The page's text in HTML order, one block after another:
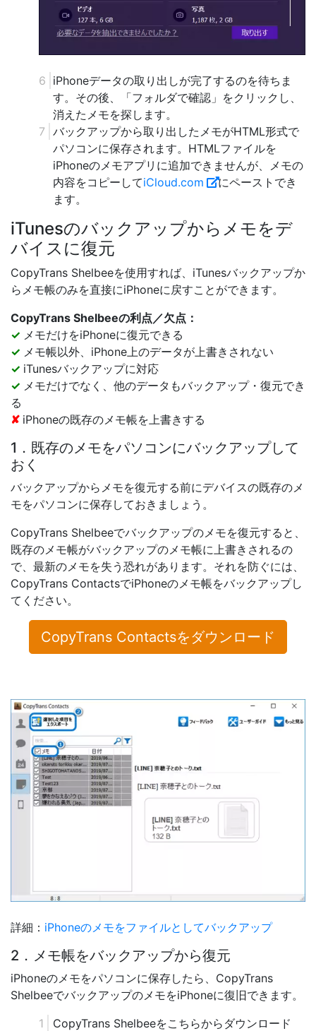
iPhoneデータの取り出しが完了するのを待ちま
す。その後、「フォルダで確認」をクリックし、
消えたメモを探します。
バックアップから取り出したメモがHTML形式で
パソコンに保存されます。HTMLファイルを
iPhoneのメモアプリに追加できませんが、メモの
内容をコピーしてiCloud.com
にペーストでき
ます。
iTunesのバックアップからメモをデ
バイスに復元
CopyTrans Shelbeeを使用すれば、iTunesバックアップか
らメモ帳のみを直接にiPhoneに戻すことができます。
CopyTrans Shelbeeの利点／欠点：
✓ メモだけをiPhoneに復元できる
✓ メモ帳以外、iPhone上のデータが上書きされない
✓ iTunesバックアップに対応
✓ メモだけでなく、他のデータもバックアップ・復元でき
る
✘ iPhoneの既存のメモ帳を上書きする
1．既存のメモをパソコンにバックアップして
おく
バックアップからメモを復元する前にデバイスの既存のメ
モをパソコンに保存しておきましょう。
CopyTrans Shelbeeでバックアップのメモを復元すると、
既存のメモ帳がバックアップのメモ帳に上書きされるの
で、最新のメモを失う恐れがあります。それを防ぐには、
CopyTrans ContactsでiPhoneのメモ帳をバックアップし
てください。
CopyTrans Contactsをダウンロード
詳細： iPhoneのメモをファイルとしてバックアップ
2．メモ帳をバックアップから復元
iPhoneのメモをパソコンに保存したら、CopyTrans
ShelbeeでバックアップのメモをiPhoneに復旧できます。
CopyTrans Shelbeeをこちらからダウンロード